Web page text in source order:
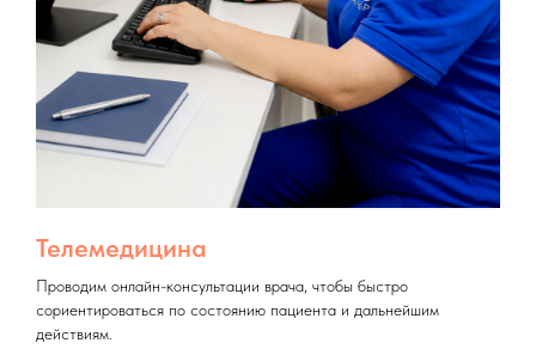
Телемедицина
Проводим онлайн-консультации врача, чтобы быстро
сориентироваться по состоянию пациента и дальнейшим
действиям.